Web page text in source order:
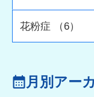
花粉症 （6）
月別アー